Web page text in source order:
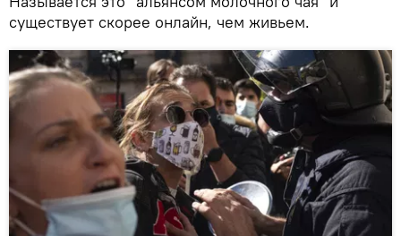
существует скорее онлайн, чем живьем.